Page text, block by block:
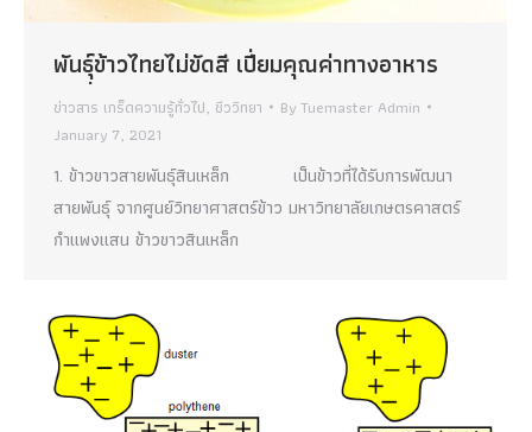
พันธฺุ์ข้าวไทยไม่ขัดสี เปี่ยมคุณค่าทางอาหาร
ข่าวสาร เกร็ดความรู้ทั่วไป, ชีววิทยา ByTuemaster Admin
January 7, 2021
1. ข้าวขาวสายพันธุ์สินเหล็ก เป็นข้าวที่ได้รับการพัฒนา
สายพันธุ์ จากศูนย์วิทยาศาสตร์ข้าว มหาวิทยาลัยเกษตรคาสตร์
กำแพงแสน ข้าวขาวสินเหล็ก